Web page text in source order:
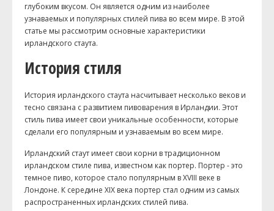
глубоким вкусом. Он является одним из наиболее
узнаваемых и популярных стилей пива во всем мире. В этой
статье мы рассмотрим основные характеристики
ирландского стаута.
История стиля
История ирландского стаута насчитывает несколько веков и
тесно связана с развитием пивоварения в Ирландии. Этот
стиль пива имеет свои уникальные особенности, которые
сделали его популярным и узнаваемым во всем мире.
Ирландский стаут имеет свои корни в традиционном
ирландском стиле пива, известном как портер. Портер - это
темное пиво, которое стало популярным в XVIII веке в
Лондоне. К середине XIX века портер стал одним из самых
распространенных ирландских стилей пива.